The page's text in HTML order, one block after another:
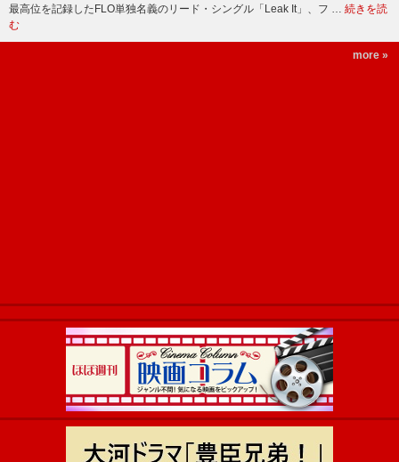
最高位を記録したFLO単独名義のリード・シングル「Leak It」、フ … 続きを読
む
more »